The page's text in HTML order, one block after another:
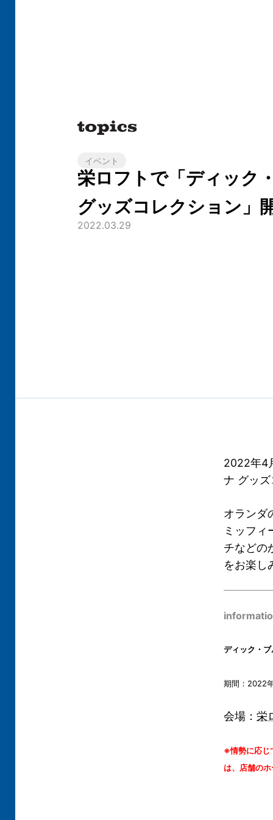
イベント
栄ロフトで「ディック
グッズコレクション」
2022.03.29
2022年4
ナ グッ
オランダ
ミッフィ
チなどの
をお楽し
ディック・
期間：2022
会場： 栄
※情勢に応じ
は、店舗の